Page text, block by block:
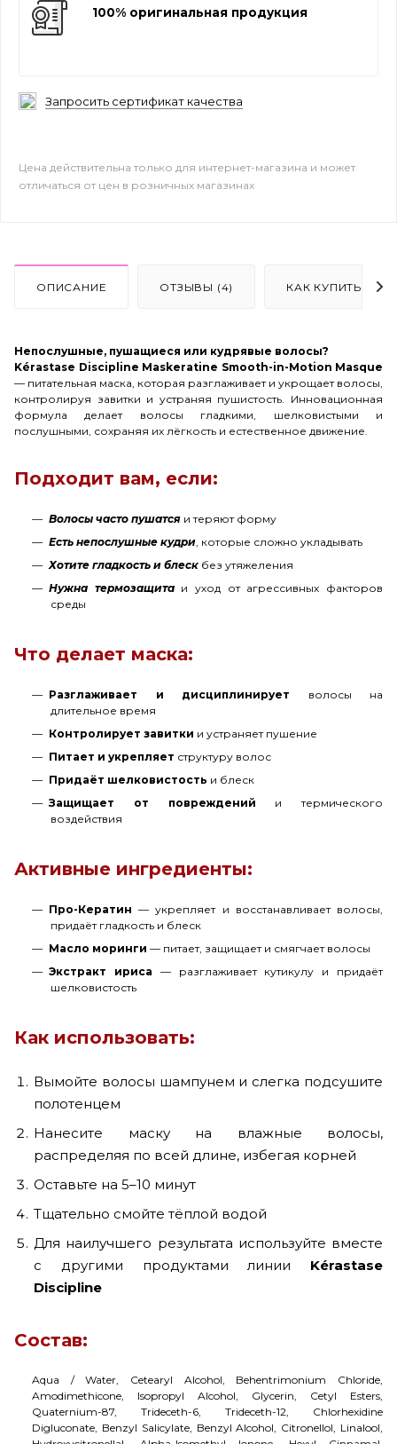
100% оригинальная продукция
Запросить сертификат качества
Цена действительна только для интернет-магазина и может
отличаться от цен в розничных магазинах
ОПИСАНИЕ ОТЗЫВЫ (4) КАК КУПИТЬ
Непослушные, пушащиеся или кудрявые волосы?
Kérastase Discipline Maskeratine Smooth-in-Motion Masque
— питательная маска, которая разглаживает и укрощает волосы,
контролируя завитки и устраняя пушистость. Инновационная
формула делает волосы гладкими, шелковистыми и
послушными, сохраняя их лёгкость и естественное движение.
Подходит вам, если:
Волосы часто пушатся и теряют форму
Есть непослушные кудри , которые сложно укладывать
Хотите гладкость и блеск без утяжеления
Нужна термозащитаи уход от агрессивных факторов
среды
Что делает маска:
Разглаживает и дисциплинирует волосы на
длительное время
Контролирует завитки и устраняет пушение
Питает и укрепляет структуру волос
Придаёт шелковистость и блеск
Защищает от повреждений и термического
воздействия
Активные ингредиенты:
Про-Кератин — укрепляет и восстанавливает волосы,
придаёт гладкость и блеск
Масло моринги — питает, защищает и смягчает волосы
Экстракт ириса — разглаживает кутикулу и придаёт
шелковистость
Как использовать:
Вымойте волосы шампунем и слегка подсушите
полотенцем
Нанесите маску на влажные волосы,
распределяя по всей длине, избегая корней
Оставьте на 5–10 минут
Тщательно смойте тёплой водой
Для наилучшего результата используйте вместе
с другими продуктами линии Kérastase
Discipline
Состав:
Aqua / Water, Cetearyl Alcohol, Behentrimonium Chloride,
Amodimethicone, Isopropyl Alcohol, Glycerin, Cetyl Esters,
Quaternium-87, Trideceth-6, Trideceth-12, Chlorhexidine
Digluconate, Benzyl Salicylate, Benzyl Alcohol, Citronellol, Linalool,